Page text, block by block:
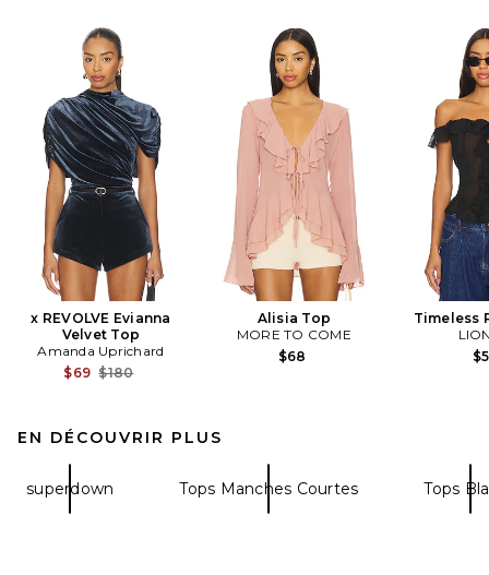
x REVOLVE Evianna
Velvet Top
Amanda Uprichard
$69 Previous price:
$180
Alisia Top
MORE TO COME
$68
Timeless
EN DÉCOUVRIR PLUS
superdown Tops Manches Courtes Tops